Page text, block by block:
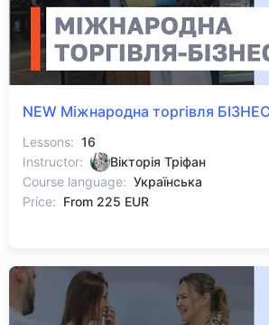
NEW Міжнародна торгівля
Lessons: 16
Instructor:
Вікторія Тріфан
Course language: Українська
Price: From 225 EUR